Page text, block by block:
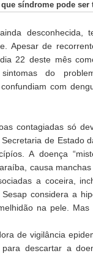
síndrome pode ser
desconhecida,
Apesar de
22 deste mês
do
com
contagiadas só
de Estado
A doença
causa
a coceira,
considera a
na pele.
de vigilância
descartar a